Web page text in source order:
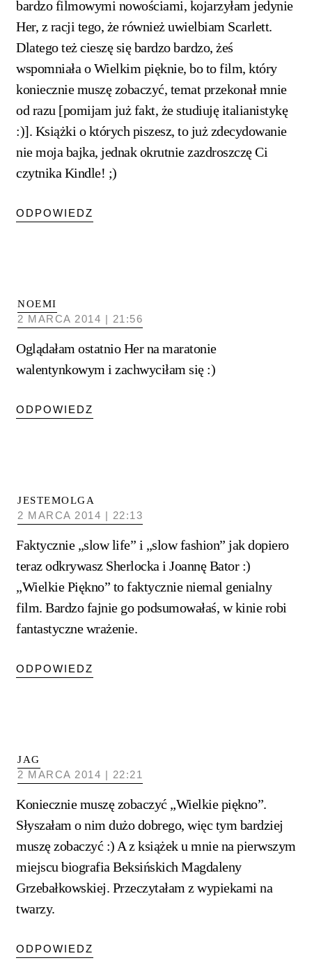
bardzo filmowymi nowościami, kojarzyłam jedynie
Her, z racji tego, że również uwielbiam Scarlett.
Dlatego też cieszę się bardzo bardzo, żeś
wspomniała o Wielkim pięknie, bo to film, który
koniecznie muszę zobaczyć, temat przekonał mnie
od razu [pomijam już fakt, że studiuję italianistykę
:)]. Książki o których piszesz, to już zdecydowanie
nie moja bajka, jednak okrutnie zazdroszczę Ci
czytnika Kindle! ;)
ODPOWIEDZ
NOEMI
2 MARCA 2014 | 21:56
Oglądałam ostatnio Her na maratonie
walentynkowym i zachwyciłam się :)
ODPOWIEDZ
JESTEMOLGA
2 MARCA 2014 | 22:13
Faktycznie „slow life” i „slow fashion” jak dopiero
teraz odkrywasz Sherlocka i Joannę Bator :)
„Wielkie Piękno” to faktycznie niemal genialny
film. Bardzo fajnie go podsumowałaś, w kinie robi
fantastyczne wrażenie.
ODPOWIEDZ
JAG
2 MARCA 2014 | 22:21
Koniecznie muszę zobaczyć „Wielkie piękno”.
Słyszałam o nim dużo dobrego, więc tym bardziej
muszę zobaczyć :) A z książek u mnie na pierwszym
miejscu biografia Beksińskich Magdaleny
Grzebałkowskiej. Przeczytałam z wypiekami na
twarzy.
ODPOWIEDZ